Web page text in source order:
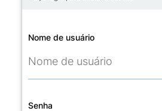
Nome de usuário
Senha